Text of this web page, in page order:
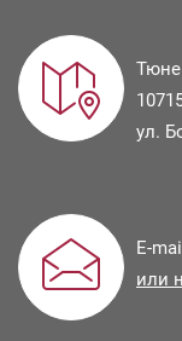
ул.
E-
или